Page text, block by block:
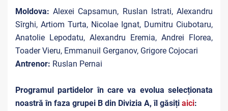
Moldova:Alexei Capsamun, Ruslan Istrati, Alexandru
Sîrghi, Artiom Turta, Nicolae Ignat, Dumitru Ciubotaru,
Anatolie Lepodatu, Alexandru Eremia, Andrei Florea,
Toader Vieru, Emmanuil Gerganov, Grigore Cojocari
Antrenor: Ruslan Pernai
Programul partidelor în care va evolua selecționata
noastră în faza grupei B din Divizia A, îl găsiți aici: